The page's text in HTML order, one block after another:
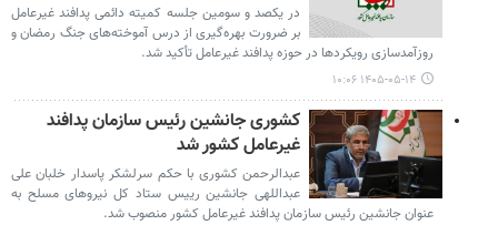
در یکصد و سومین جلسه کمیته دائمی پدافند غیرعامل
بر ضرورت بهره‌گیری از درس آموخته‌های جنگ رمضان و
روزآمدسازی رویکردها در حوزه پدافند غیرعامل تأکید شد.
۱۴۰۵-۰۵-۱۴ ۱۰:۰۶
کشوری جانشین رئیس سازمان پدافند
غیرعامل کشور شد
عبدالرحمن کشوری با حکم سرلشکر پاسدار خلبان علی
عبداللهی جانشین رییس ستاد کل نیروهای مسلح به
عنوان جانشین رئیس سازمان پدافند غیرعامل کشور منصوب شد.